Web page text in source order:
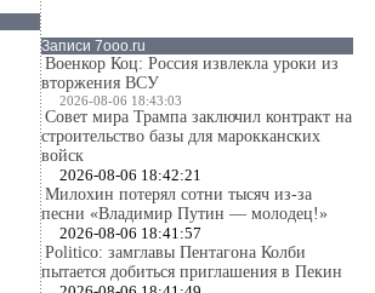
Записи 7ooo.ru
Военкор Коц: Россия извлекла уроки из
вторжения ВСУ
2026-08-06 18:43:03
Совет мира Трампа заключил контракт на
строительство базы для марокканских
войск
2026-08-06 18:42:21
Милохин потерял сотни тысяч из-за
песни «Владимир Путин — молодец!»
2026-08-06 18:41:57
Politico: замглавы Пентагона Колби
пытается добиться приглашения в Пекин